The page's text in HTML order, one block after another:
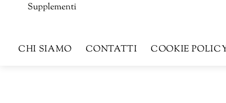
Supplementi
CHI SIAMO CONTATTI COOKIE